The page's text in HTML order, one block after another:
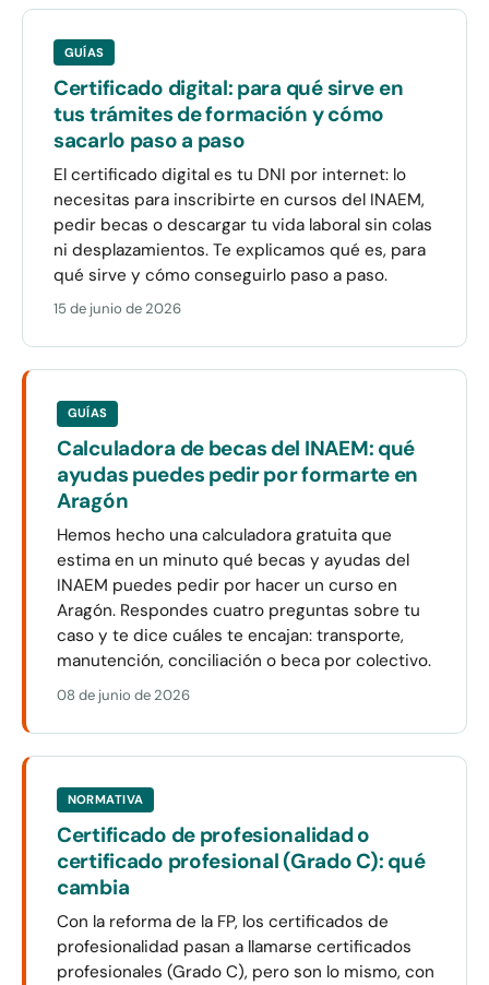
GUÍAS
Certificado digital: para qué sirve en
tus trámites de formación y cómo
sacarlo paso a paso
El certificado digital es tu DNI por internet: lo
necesitas para inscribirte en cursos del INAEM,
pedir becas o descargar tu vida laboral sin colas
ni desplazamientos. Te explicamos qué es, para
qué sirve y cómo conseguirlo paso a paso.
15 de junio de 2026
GUÍAS
Calculadora de becas del INAEM: qué
ayudas puedes pedir por formarte en
Aragón
Hemos hecho una calculadora gratuita que
estima en un minuto qué becas y ayudas del
INAEM puedes pedir por hacer un curso en
Aragón. Respondes cuatro preguntas sobre tu
caso y te dice cuáles te encajan: transporte,
manutención, conciliación o beca por colectivo.
08 de junio de 2026
NORMATIVA
Certificado de profesionalidad o
certificado profesional (Grado C): qué
cambia
Con la reforma de la FP, los certificados de
profesionalidad pasan a llamarse certificados
profesionales (Grado C), pero son lo mismo, con